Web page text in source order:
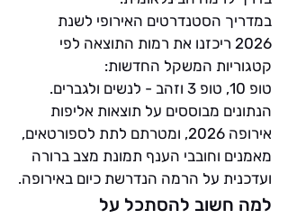
במדריך הסטנדרטים האירופי לשנת
2026 ריכזנו את רמות התוצאה לפי
קטגוריות המשקל החדשות:
טופ 10, טופ 3 וזהב - לנשים ולגברים.
הנתונים מבוססים על תוצאות אליפות
אירופה 2026, ומטרתם לתת לספורטאים,
מאמנים וחובבי הענף תמונת מצב ברורה
ועדכנית על הרמה הנדרשת כיום באירופה.
למה חשוב להסתכל על